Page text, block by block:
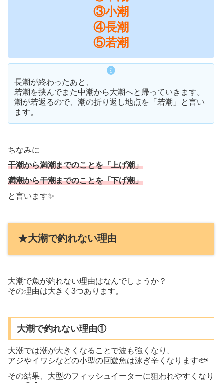
③小潮
④長潮
⑤若潮
長潮が終わったあと、
若潮を挟んでまた中潮から大潮へと帰っていきます。
潮が若返るので、潮の折り返し地点を「若潮」と言い
ます。
ちなみに
干潮から満潮までのことを「上げ潮」
満潮から干潮までのことを「下げ潮」
と言います✨
★大潮で釣れない理由
大潮で魚が釣れない理由はなんでしょうか？
その理由は大きく3つあります。
大潮で釣れない理由①
大潮では潮が大きくなることで波も強くなり、
アジやイワシなどの小型の回遊魚は泳ぎ辛くなります🐟
その結果、大型のフィッシュイーターに狙われやすくなり